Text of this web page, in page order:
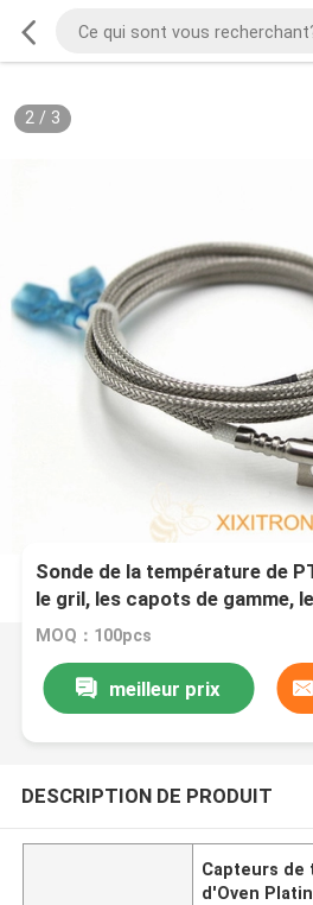
2/ 3
Sonde de la température de
le gril, les capots de gamme,
ondes, le four électrique et
MOQ：100pcs
meilleur prix
DESCRIPTION DE PRODUIT
Capteurs de
d'Oven